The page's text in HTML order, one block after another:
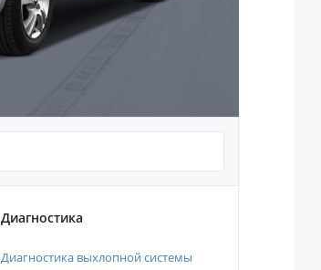
Диагностика
Диагностика выхлопной системы